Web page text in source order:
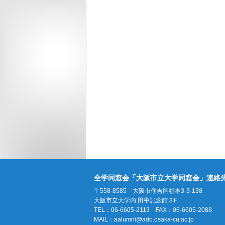
全学同窓会「大阪市立大学同窓会」連絡
〒558-8585 大阪市住吉区杉本3-3-138
大阪市立大学内 田中記念館３F
TEL：06-6605-2113 FAX：06-6605-2088
MAIL： aalumni@ado.osaka-cu.ac.jp